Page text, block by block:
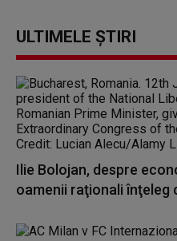
ULTIMELE ȘTIRI
Ilie Bolojan, despre
oamenii raţionali înţeleg